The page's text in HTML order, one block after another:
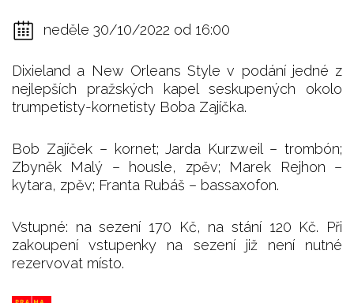
neděle 30/10/2022 od 16:00
Dixieland a New Orleans Style v podání jedné z
nejlepších pražských kapel seskupených okolo
trumpetisty-kornetisty Boba Zajíčka.
Bob Zajíček – kornet; Jarda Kurzweil – trombón;
Zbyněk Malý – housle, zpěv; Marek Rejhon –
kytara, zpěv; Franta Rubáš – bassaxofon.
Vstupné: na sezení 170 Kč, na stání 120 Kč. Při
zakoupení vstupenky na sezení již není nutné
rezervovat místo.